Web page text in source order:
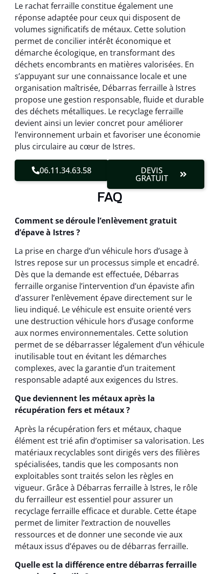
Le rachat ferraille constitue également une
réponse adaptée pour ceux qui disposent de
volumes significatifs de métaux. Cette solution
permet de concilier intérêt économique et
démarche écologique, en transformant des
déchets encombrants en matières valorisées. En
s’appuyant sur une connaissance locale et une
organisation maîtrisée, Débarras ferraille à Istres
propose une gestion responsable, fluide et durable
des déchets métalliques. Le recyclage ferraille
devient ainsi un levier concret pour améliorer
l’environnement urbain et favoriser une économie
plus circulaire au cœur de Istres.
06.11.34.63.58 DEVIS
GRATUIT
FAQ
Comment se déroule l’enlèvement gratuit
d’épave à Istres ?
La prise en charge d’un véhicule hors d’usage à
Istres repose sur un processus simple et encadré.
Dès que la demande est effectuée, Débarras
ferraille organise l’intervention d’un épaviste afin
d’assurer l’enlèvement épave directement sur le
lieu indiqué. Le véhicule est ensuite orienté vers
une destruction véhicule hors d’usage conforme
aux normes environnementales. Cette solution
permet de se débarrasser légalement d’un véhicule
inutilisable tout en évitant les démarches
complexes, avec la garantie d’un traitement
responsable adapté aux exigences du Istres.
Que deviennent les métaux après la
récupération fers et métaux ?
Après la récupération fers et métaux, chaque
élément est trié afin d’optimiser sa valorisation. Les
matériaux recyclables sont dirigés vers des filières
spécialisées, tandis que les composants non
exploitables sont traités selon les règles en
vigueur. Grâce à Débarras ferraille à Istres, le rôle
du ferrailleur est essentiel pour assurer un
recyclage ferraille efficace et durable. Cette étape
permet de limiter l’extraction de nouvelles
ressources et de donner une seconde vie aux
métaux issus d’épaves ou de débarras ferraille.
Quelle est la différence entre débarras ferraille